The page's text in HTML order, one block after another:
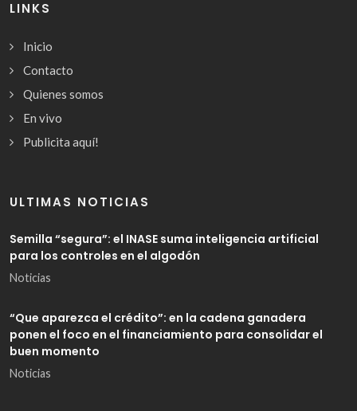
LINKS
Inicio
Contacto
Quienes somos
En vivo
Publicita aquí!
ULTIMAS NOTICIAS
Semilla “segura”: el INASE suma inteligencia artificial
para los controles en el algodón
Noticias
“Que aparezca el crédito”: en la cadena ganadera
ponen el foco en el financiamiento para consolidar el
buen momento
Noticias